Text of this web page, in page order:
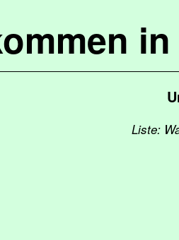
Liste: